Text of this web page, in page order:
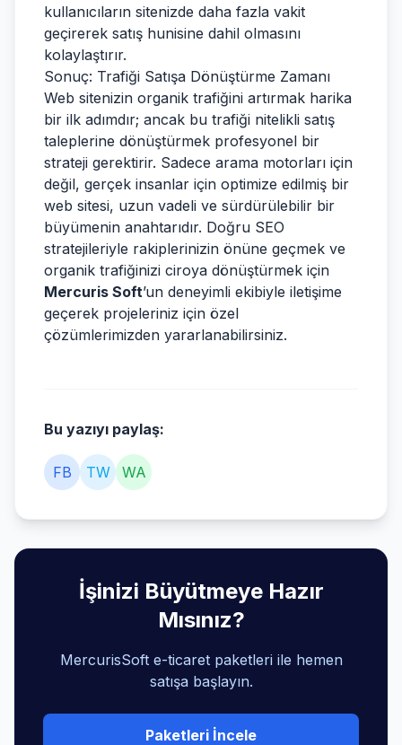
kullanıcıların sitenizde daha fazla vakit
geçirerek satış hunisine dahil olmasını
kolaylaştırır.
Sonuç: Trafiği Satışa Dönüştürme Zamanı
Web sitenizin organik trafiğini artırmak harika
bir ilk adımdır; ancak bu trafiği nitelikli satış
taleplerine dönüştürmek profesyonel bir
strateji gerektirir. Sadece arama motorları için
değil, gerçek insanlar için optimize edilmiş bir
web sitesi, uzun vadeli ve sürdürülebilir bir
büyümenin anahtarıdır. Doğru SEO
stratejileriyle rakiplerinizin önüne geçmek ve
organik trafiğinizi ciroya dönüştürmek için
Mercuris Soft’un deneyimli ekibiyle iletişime
geçerek projeleriniz için özel
çözümlerimizden yararlanabilirsiniz.
Bu yazıyı paylaş:
FB TW WA
İşinizi Büyütmeye Hazır
Mısınız?
MercurisSoft e-ticaret paketleri ile hemen
satışa başlayın.
Paketleri İncele